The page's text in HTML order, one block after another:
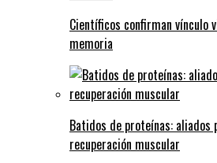
Científicos confirman vínculo
memoria
Batidos de proteínas:
recuperación muscular